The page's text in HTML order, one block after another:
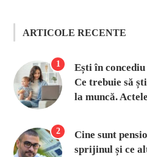
ARTICOLE RECENTE
1
Ești în
Ce trebuie să
la muncă.
2
Cine sunt
sprijinul și ce